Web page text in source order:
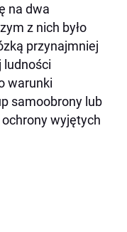
na dwa
z nich było
przynajmniej
ludności
warunki
samoobrony lub
wyjętych